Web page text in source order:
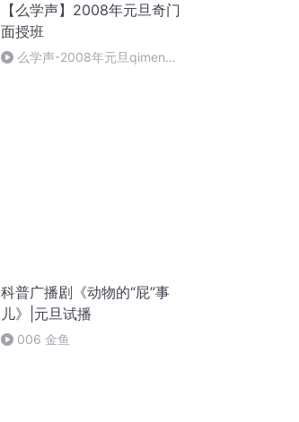
【么学声】2008年元旦奇门
面授班
么学声-2008年元旦qimen面
科普广播剧《动物的“屁”事
儿》|元旦试播
006 金鱼